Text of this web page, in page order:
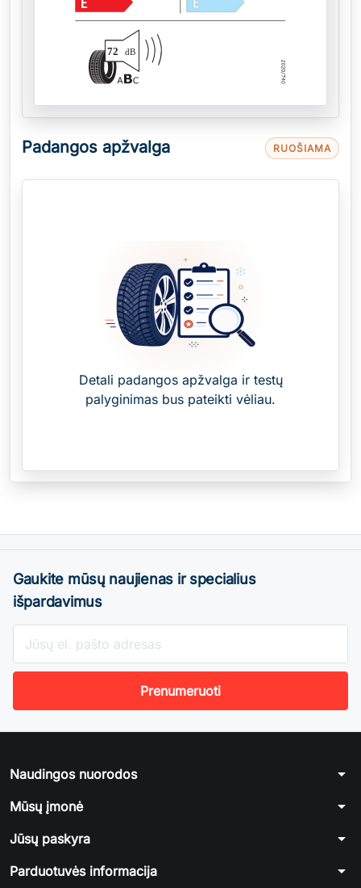
72 dB
Padangos apžvalga RUOŠIAMA
Detali padangos apžvalga ir testų
palyginimas bus pateikti vėliau.
Gaukite mūsų naujienas ir specialius
išpardavimus
Naudingos nuorodos arrow_drop_down
Mūsų įmonė arrow_drop_down
Jūsų paskyra arrow_drop_down
Parduotuvės informacija arrow_drop_down